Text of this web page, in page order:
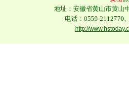
地址：安徽省黄山市黄山
电话：0559-2112770
http://